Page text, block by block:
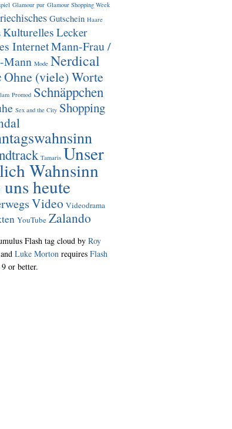
Glamour pur Glamour Shopping Week
Gutschein Haare
Kulturelles Lecker
InternetMann-Frau /
Mann Mode Nerdical
Ohne (viele) Worte
Promod Schnäppchen
Sex and the City Shopping
Tamaris Unser
Wahnsinn
heute
Video Videodrama
YouTube Zalando
Flash tag cloud by Roy
Luke Mortonrequires Flash
or better.